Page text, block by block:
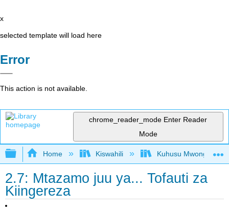
x
selected template will load here
Error
This action is not available.
chrome_reader_mode Enter Reader
Mode
Expand/collapse global hierarchy
Home Kiswahili Kuhusu Mwongozo
2.7: Mtazamo juu ya... Tofauti za
Kiingereza